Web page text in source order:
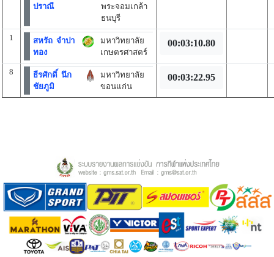
ปราณี
พระจอมเกล้า
ธนบุรี
1
สหรัถ จำปา
ทอง
มหาวิทยาลัย
เกษตรศาสตร์
00:03:10.80
8
ธีรศักดิ์ นึก
ชัยภูมิ
มหาวิทยาลัย
ขอนแก่น
00:03:22.95